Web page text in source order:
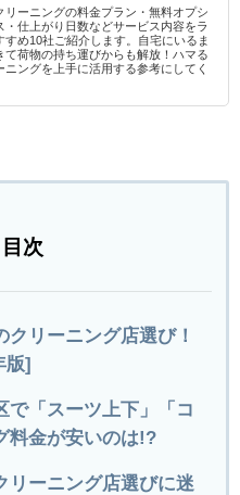
リーニングの料金プラン・無料オプシ
・仕上がり日数などサービス内容をラ
すめ10社ご紹介します。自宅にいるま
て荷物の持ち運びからも解放！ハマる
ングを上手に活用する参考にしてく
目次
リーニング店選び！
版]
「スーツ上下」「コ
料金が安いのは!?
リーニング店選びに迷